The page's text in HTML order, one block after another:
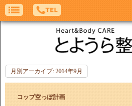
月別アーカイブ: 2014年9月
コップ空っぽ計画